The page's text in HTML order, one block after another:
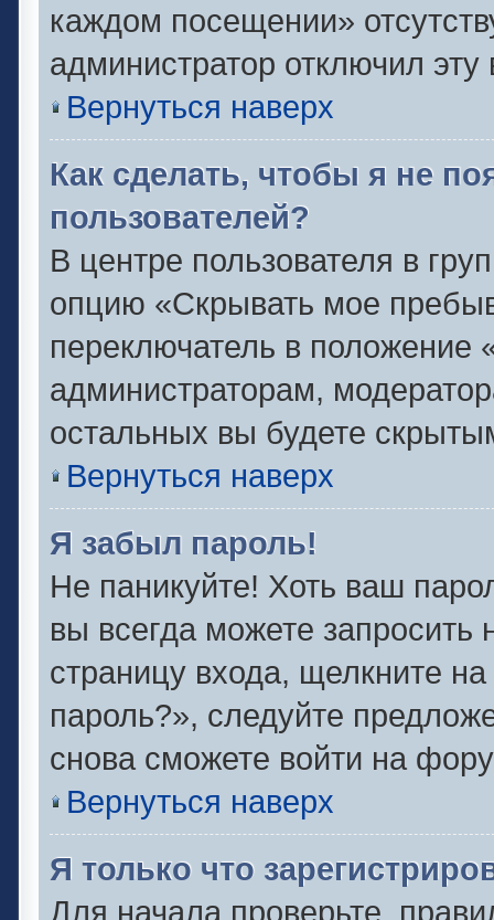
каждом посещении»
администратор отключил эту
Вернуться наверх
Как сделать, чтобы я не
пользователей?
В центре пользователя в
опцию «Скрывать мое
переключатель в положение
администраторам,
остальных вы будете
Вернуться наверх
Я забыл пароль!
Не паникуйте! Хоть ваш
вы всегда можете запросить
страницу входа, щелкните
пароль?», следуйте
снова сможете войти на
Вернуться наверх
Я только что
Для начала проверьте,